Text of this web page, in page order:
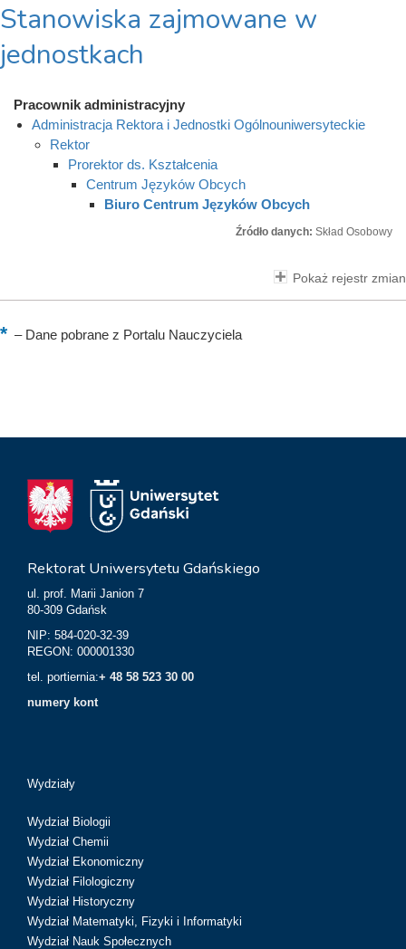
Stanowiska zajmowane w
jednostkach
Pracownik administracyjny
Administracja Rektora i Jednostki Ogólnouniwersyteckie
Rektor
Prorektor ds. Kształcenia
Centrum Języków Obcych
Biuro Centrum Języków Obcych
Źródło danych: Skład Osobowy
Pokaż rejestr zmian
–Dane pobrane z Portalu Nauczyciela
Rektorat Uniwersytetu Gdańskiego
ul. prof. Marii Janion 7
80-309 Gdańsk
NIP: 584-020-32-39
REGON: 000001330
tel. portiernia:+ 48 58 523 30 00
numery kont
Wydziały
Wydział Biologii
Wydział Chemii
Wydział Ekonomiczny
Wydział Filologiczny
Wydział Historyczny
Wydział Matematyki, Fizyki i Informatyki
Wydział Nauk Społecznych